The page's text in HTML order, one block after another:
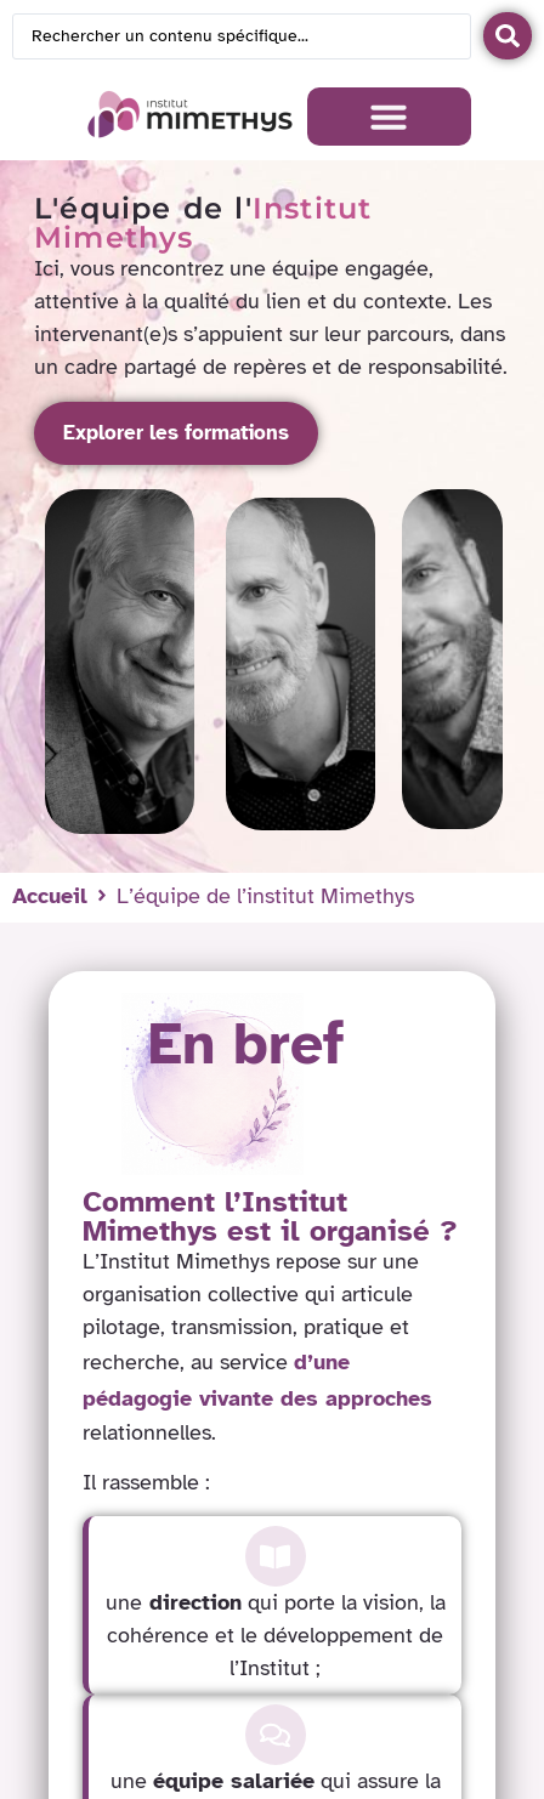
L'équipe de l'Institut
Mimethys
Ici, vous rencontrez une équipe engagée,
attentive à la qualité du lien et du contexte. Les
intervenant(e)s s’appuient sur leur parcours, dans
un cadre partagé de repères et de responsabilité.
Explorer les formations
Accueil L’équipe de l’institut Mimethys
En bref
Comment l’Institut
Mimethys est il organisé ?
L’Institut Mimethys repose sur une
organisation collective qui articule
pilotage, transmission, pratique et
recherche, au service d’une
pédagogie vivante des approches
relationnelles.
Il rassemble :
unedirectionqui porte la vision, la
cohérence et le développement de
l’Institut ;
une équipe salariéequi assure la